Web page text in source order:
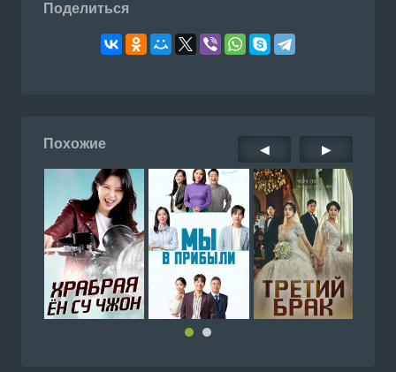
Поделиться
Похожие ◀ ▶